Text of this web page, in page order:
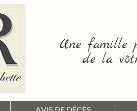
Une famille
de la